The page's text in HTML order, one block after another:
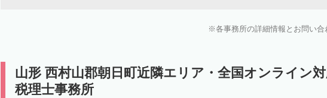
各事務所の詳細情報とお問い
山形 西村山郡朝日町近隣エリア・全国オンライン
税理士事務所